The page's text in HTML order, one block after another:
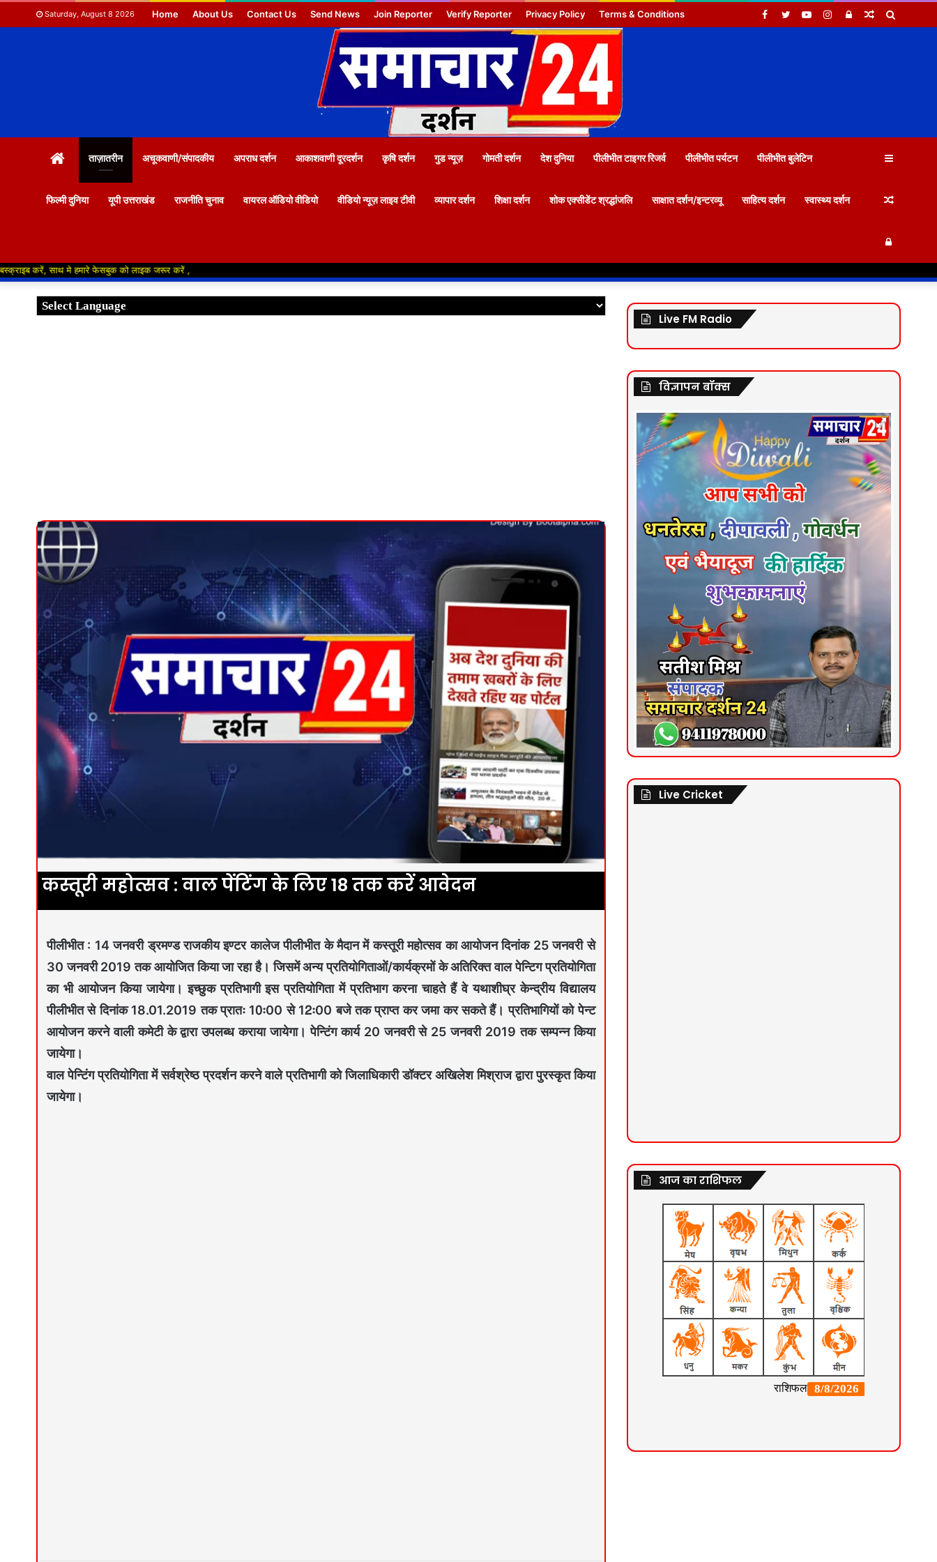
Saturday, August 8 2026 Home About Us Contact Us Send News Join Reporter Verify Reporter Privacy Policy Terms & Conditions Random
Log
Instagram
YouTube
Twitter
Facebook
HOMEताज़ातरीन अचूकवाणी/संपादकीय अपराध दर्शन आकाशवाणी दूरदर्शन कृषि दर्शन गुड न्यूज़ गोमती दर्शन देश दुनिया पीलीभीत टाइगर रिजर्व पीलीभीत पर्यटन पीलीभीत बुलेटिन
फिल्मी दुनिया यूपी उत्तराखंड राजनीति चुनाव वायरल ऑडियो वीडियो वीडियो न्यूज़ लाइव टीवी व्यापार दर्शन शिक्षा दर्शन शोक एक्सीडेंट श्रद्धांजलि साक्षात दर्शन/इन्टरव्यू साहित्य दर्शन स्वास्थ्य दर्शन
Sidebar
Random
Log
In
मे हमारे फेसबुक को लाइक जरूर करें ,
कस्तूरी महोत्सव : वाल पेंटिंग के लिए 18 तक करें आवेदन
पीलीभीत : 14 जनवरी ड्रमण्ड राजकीय इण्टर कालेज पीलीभीत के मैदान में कस्तूरी महोत्सव का आयोजन दिनांक 25 जनवरी से
30 जनवरी 2019 तक आयोजित किया जा रहा है। जिसमें अन्य प्रतियोगिताओं/कार्यक्रमों के अतिरिक्त वाल पेन्टिग प्रतियोगिता
का भी आयोजन किया जायेगा। इच्छुक प्रतिभागी इस प्रतियोगिता में प्रतिभाग करना चाहते हैं वे यथाशीघ्र केन्द्रीय विद्यालय
पीलीभीत से दिनांक 18.01.2019 तक प्रातः 10ः00 से 12ः00 बजे तक प्राप्त कर जमा कर सकते हैं। प्रतिभागियों को पेन्ट
आयोजन करने वाली कमेटी के द्वारा उपलब्ध कराया जायेगा। पेन्टिंग कार्य 20 जनवरी से 25 जनवरी 2019 तक सम्पन्न किया
जायेगा।
वाल पेन्टिंग प्रतियोगिता में सर्वश्रेष्ठ प्रदर्शन करने वाले प्रतिभागी को जिलाधिकारी डॉक्टर अखिलेश मिश्राज द्वारा पुरस्कृत किया
जायेगा।
Live FM Radio
विज्ञापन बॉक्स
Live Cricket
आज का राशिफल